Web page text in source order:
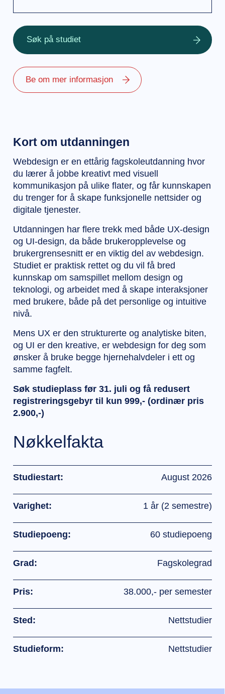
Søk på studiet
Be om mer informasjon
Kort om utdanningen
Webdesign er en ettårig fagskoleutdanning hvor
du lærer å jobbe kreativt med visuell
kommunikasjon på ulike flater, og får kunnskapen
du trenger for å skape funksjonelle nettsider og
digitale tjenester.
Utdanningen har flere trekk med både UX-design
og UI-design, da både brukeropplevelse og
brukergrensesnitt er en viktig del av webdesign.
Studiet er praktisk rettet og du vil få bred
kunnskap om samspillet mellom design og
teknologi, og arbeidet med å skape interaksjoner
med brukere, både på det personlige og intuitive
nivå.
Mens UX er den strukturerte og analytiske biten,
og UI er den kreative, er webdesign for deg som
ønsker å bruke begge hjernehalvdeler i ett og
samme fagfelt.
Søk studieplass før 31. juli og få redusert
registreringsgebyr til kun 999,- (ordinær pris
2.900,-)
Nøkkelfakta
Studiestart: August 2026
Varighet: 1 år (2 semestre)
Studiepoeng: 60 studiepoeng
Grad: Fagskolegrad
Pris: 38.000,- per semester
Sted: Nettstudier
Studieform: Nettstudier